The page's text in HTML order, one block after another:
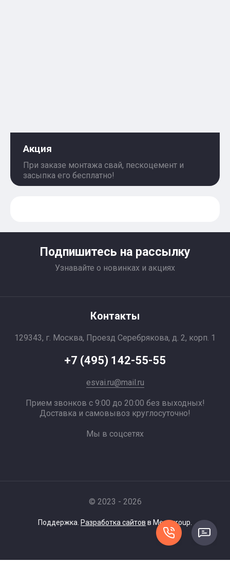
Акция
При заказе монтажа свай, пескоцемент и
засыпка его бесплатно!
Подпишитесь на рассылку
Узнавайте о новинках и акциях
Контакты
129343, г. Москва, Проезд Серебрякова, д. 2, корп. 1
+7 (495) 142-55-55
esvai.ru@mail.ru
Прием звонков с 9:00 до 20:00 без выходных!
Доставка и самовывоз круглосуточно!
Мы в соцсетях
© 2023 - 2026
Поддержка. Разработка сайтов в Megagroup.